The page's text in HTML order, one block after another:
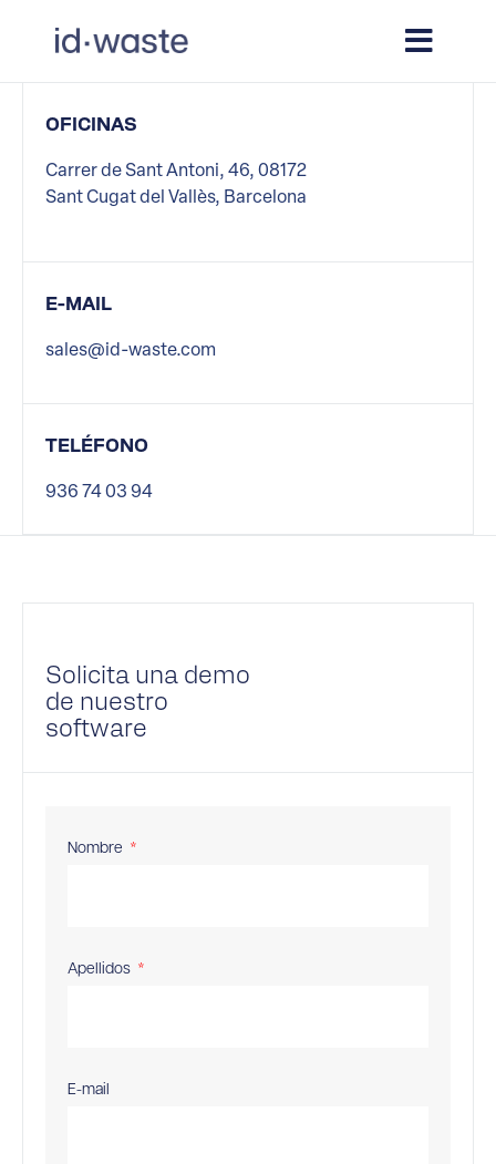
OFICINAS
Carrer de Sant Antoni, 46, 08172
Sant Cugat del Vallès, Barcelona
E-MAIL
sales@id-waste.com
TELÉFONO
936 74 03 94
Solicita una demo
de nuestro
software
Nombre
Apellidos
E-mail